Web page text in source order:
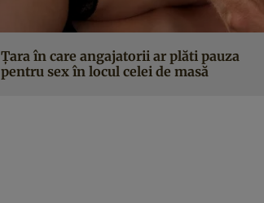
Ţara în care angajatorii ar plăti pauza
pentru sex în locul celei de masă